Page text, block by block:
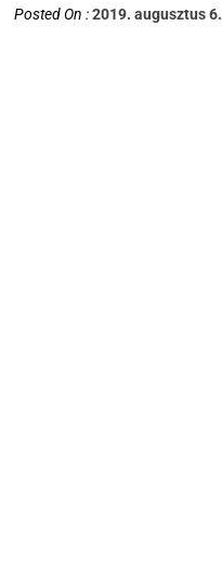
Posted On :2019. augusztus 6.